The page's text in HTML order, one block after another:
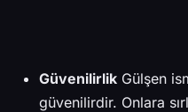
Güvenilirlik Gülşen
güvenilirdir. Onlara